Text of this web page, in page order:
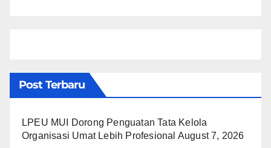
Post Terbaru
LPEU MUI Dorong Penguatan Tata Kelola
Organisasi Umat Lebih Profesional August 7, 2026